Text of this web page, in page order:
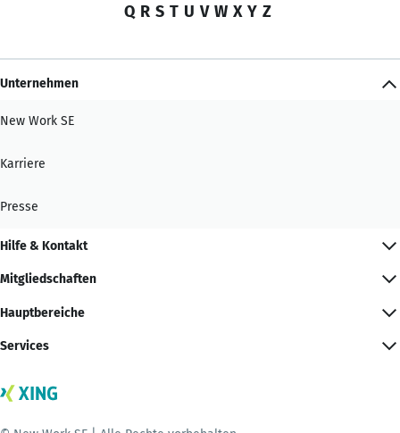
Q R S T U V W X Y Z
Unternehmen
New Work SE
Karriere
Presse
Hilfe & Kontakt
Mitgliedschaften
Hauptbereiche
Services